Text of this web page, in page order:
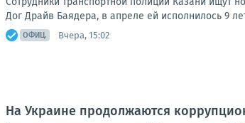
Дог Драйв Баядера, в апреле ей исполнилось 9
ОФИЦ. Вчера, 15:02
На Украине продолжаются